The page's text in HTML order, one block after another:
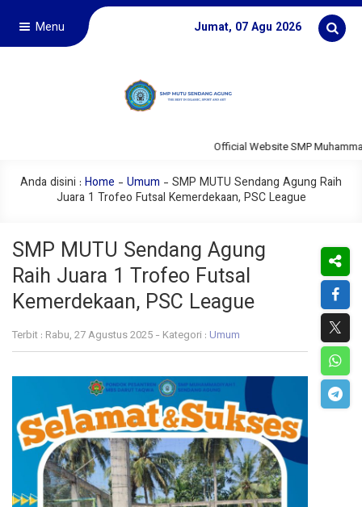
Menu Jumat, 07 Agu 2026
Official Website SMP
Anda disini : Home - Umum - SMP MUTU Sendang Agung Raih
Juara 1 Trofeo Futsal Kemerdekaan, PSC League
SMP MUTU Sendang Agung
Raih Juara 1 Trofeo Futsal
Kemerdekaan, PSC League
Terbit : Rabu, 27 Agustus 2025 - Kategori : Umum